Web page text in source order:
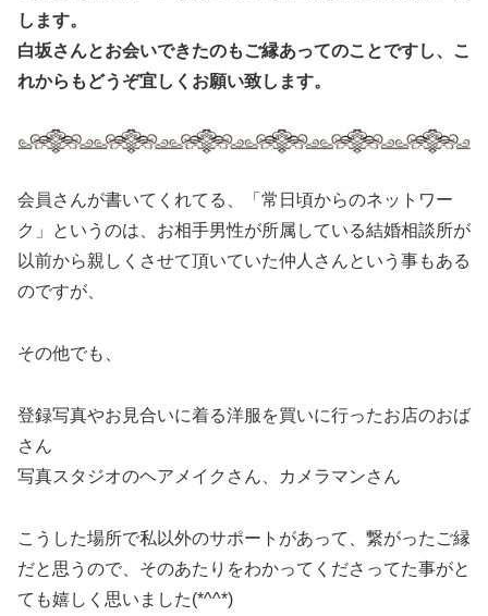
します。
白坂さんとお会いできたのもご縁あってのことですし、こ
れからもどうぞ宜しくお願い致します。
会員さんが書いてくれてる、「常日頃からのネットワー
ク」というのは、お相手男性が所属している結婚相談所が
以前から親しくさせて頂いていた仲人さんという事もある
のですが、
その他でも、
登録写真やお見合いに着る洋服を買いに行ったお店のおば
さん
写真スタジオのヘアメイクさん、カメラマンさん
こうした場所で私以外のサポートがあって、繋がったご縁
だと思うので、そのあたりをわかってくださってた事がと
ても嬉しく思いました(*^^*)